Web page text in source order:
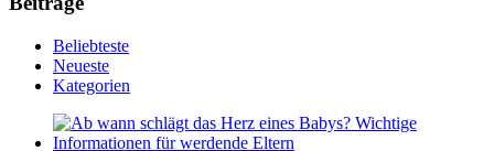
Beliebteste
Neueste
Kategorien